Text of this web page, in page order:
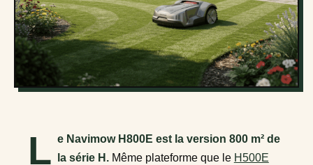
L
e Navimow H800E est la version 800 m² de
la série H.Même plateforme que le H500E